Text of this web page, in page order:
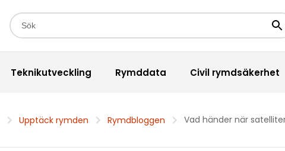
Sökfält
Teknikutveckling Rymddata Civil rymdsäkerhet
Upptäck rymden Rymdbloggen Vad händer när